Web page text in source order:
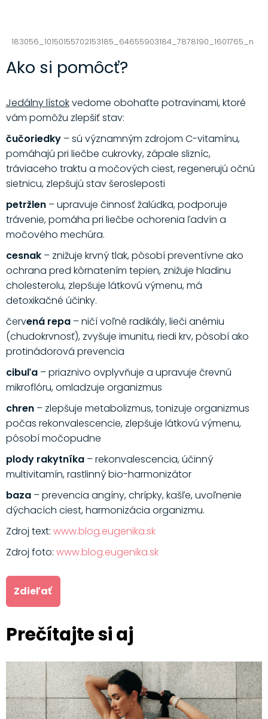
183056_10150155702153185_64655903184_7878190_1601765_n
Ako si pomôcť?
Jedálny lístokvedome obohaťte potravinami, ktoré
vám pomôžu zlepšiť stav:
čučoriedky– sú významným zdrojom C-vitamínu,
pomáhajú pri liečbe cukrovky, zápale slizníc,
tráviaceho traktu a močových ciest, regenerujú očnú
sietnicu, zlepšujú stav šerosleposti
petržlen– upravuje činnosť žalúdka, podporuje
trávenie, pomáha pri liečbe ochorenia ľadvín a
močového mechúra.
cesnak– znižuje krvný tlak, pôsobí preventívne ako
ochrana pred kôrnatením tepien, znižuje hladinu
cholesterolu, zlepšuje látkovú výmenu, má
detoxikačné účinky.
červená repa– ničí voľné radikály, lieči anémiu
(chudokrvnosť), zvyšuje imunitu, riedi krv, pôsobí ako
protinádorová prevencia
cibuľa– priaznivo ovplyvňuje a upravuje črevnú
mikroflóru, omladzuje organizmus
chren– zlepšuje metabolizmus, tonizuje organizmus
počas rekonvalescencie, zlepšuje látkovú výmenu,
pôsobí močopudne
plody rakytníka– rekonvalescencia, účinný
multivitamín, rastlinný bio-harmonizátor
baza– prevencia angíny, chrípky, kašľe, uvoľnenie
dýchacích ciest, harmonizácia organizmu.
Zdroj text: www.blog.eugenika.sk
Zdroj foto: www.blog.eugenika.sk
Zdieľať
Prečítajte si aj